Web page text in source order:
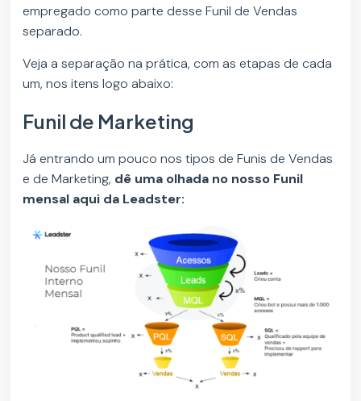
empregado como parte desse Funil de Vendas
separado.
Veja a separação na prática, com as etapas de cada
um, nos itens logo abaixo:
Funil de Marketing
Já entrando um pouco nos tipos de Funis de Vendas
e de Marketing, dê uma olhada no nosso Funil
mensal aqui da Leadster: